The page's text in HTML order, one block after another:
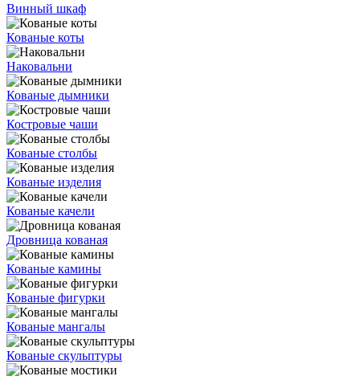
Винный шкаф
Кованые коты
Наковальни
Кованые дымники
Костровые чаши
Кованые столбы
Кованые изделия
Кованые качели
Дровница кованая
Кованые камины
Кованые фигурки
Кованые мангалы
Кованые скульптуры